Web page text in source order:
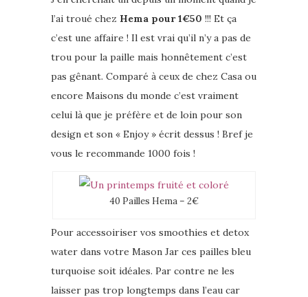
l’ai troué chez Hema pour 1€50 !!! Et ça
c’est une affaire ! Il est vrai qu’il n’y a pas de
trou pour la paille mais honnêtement c’est
pas gênant. Comparé à ceux de chez Casa ou
encore Maisons du monde c’est vraiment
celui là que je préfère et de loin pour son
design et son « Enjoy » écrit dessus ! Bref je
vous le recommande 1000 fois !
40 Pailles Hema – 2€
Pour accessoiriser vos smoothies et detox
water dans votre Mason Jar ces pailles bleu
turquoise soit idéales. Par contre ne les
laisser pas trop longtemps dans l’eau car